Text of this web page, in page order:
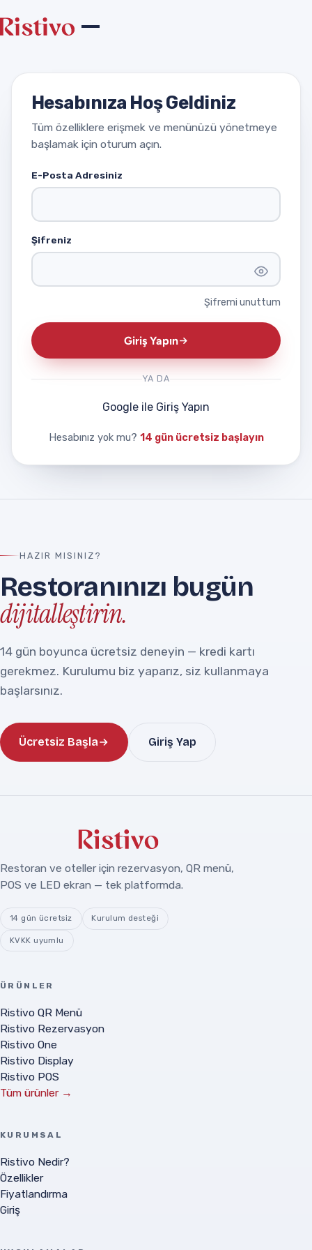
Hesabınıza Hoş Geldiniz
Tüm özelliklere erişmek ve menünüzü yönetmeye
başlamak için oturum açın.
E-Posta Adresiniz
Şifreniz
Şifremi unuttum
Giriş Yapın
YA DA
Google ile Giriş Yapın
Hesabınız yok mu? 14 gün ücretsiz başlayın
HAZIR MISINIZ?
Restoranınızı bugün
dijitalleştirin.
14 gün boyunca ücretsiz deneyin — kredi kartı
gerekmez. Kurulumu biz yaparız, siz kullanmaya
başlarsınız.
Ücretsiz Başla Giriş Yap
Restoran ve oteller için rezervasyon, QR menü,
POS ve LED ekran — tek platformda.
14 gün ücretsiz Kurulum desteği
KVKK uyumlu
ÜRÜNLER
Ristivo QR Menü
Ristivo Rezervasyon
Ristivo One
Ristivo Display
Ristivo POS
Tüm ürünler →
KURUMSAL
Ristivo Nedir?
Özellikler
Fiyatlandırma
Giriş